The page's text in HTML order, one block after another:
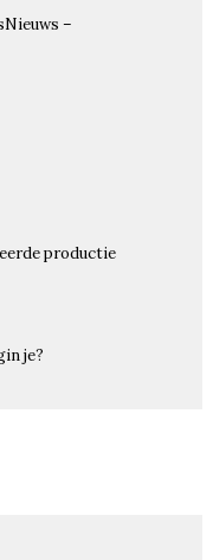
–
productie
je?